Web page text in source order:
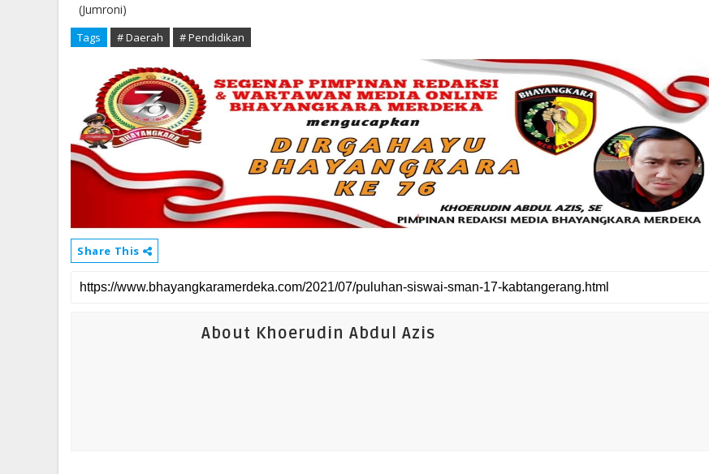
(Jumroni)
Tags # Daerah # Pendidikan
Share This
About Khoerudin Abdul Azis